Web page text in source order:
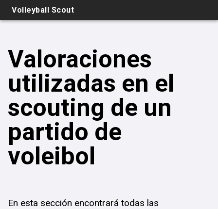
Volleyball Scout
Valoraciones
utilizadas en el
scouting de un
partido de
voleibol
En esta sección encontrará todas las